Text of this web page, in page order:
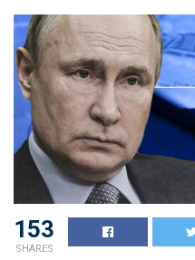
153
SHARES